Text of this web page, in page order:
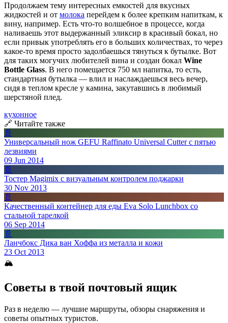
Продолжаем тему интересных емкостей для вкусных
жидкостей и от молока перейдем к более крепким напиткам, к
вину, например. Есть что-то волшебное в процессе, когда
наливаешь этот выдержанный эликсир в красивый бокал, но
если привык употреблять его в больших количествах, то через
какое-то время просто задолбаешься тянуться к бутылке. Вот
для таких могучих любителей вина и создан бокал Wine
Bottle Glass. В него помещается 750 мл напитка, то есть,
стандартная бутылка — влил и наслаждаешься весь вечер,
сидя в теплом кресле у камина, закутавшись в любимый
шерстяной плед.
кухонное
🔗 Читайте также
📄
Универсальный нож GEFU Raffinato Universal Cutter с пятью
лезвиями
09 Jun 2014
📄
Тостер Magimix с визуальным контролем поджарки
30 Nov 2013
📄
Качественный контейнер для еды Eva Solo Lunchbox со
стальной тарелкой
06 Sep 2014
📄
Ланчбокс Дика ван Хоффа из металла и кожи
23 Oct 2013
🏔
Советы в твой почтовый ящик
Раз в неделю — лучшие маршруты, обзоры снаряжения и
советы опытных туристов.